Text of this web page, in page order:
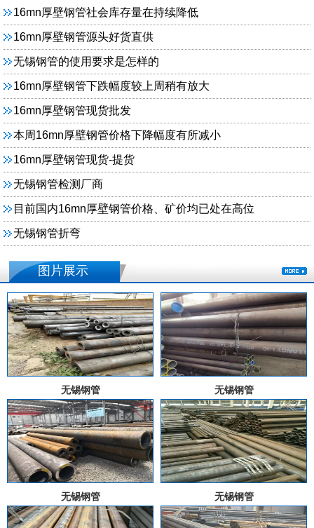
16mn厚壁钢管社会库存量在持续降低
16mn厚壁钢管源头好货直供
无锡钢管的使用要求是怎样的
16mn厚壁钢管下跌幅度较上周稍有放大
16mn厚壁钢管现货批发
本周16mn厚壁钢管价格下降幅度有所减小
16mn厚壁钢管现货-提货
无锡钢管检测厂商
目前国内16mn厚壁钢管价格、矿价均已处在高位
无锡钢管折弯
图片展示
无锡钢管 无锡钢管
无锡钢管 无锡钢管